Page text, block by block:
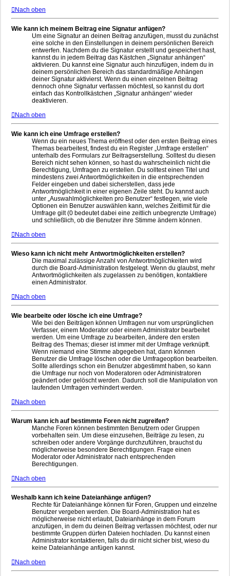
Nach oben
Wie kann ich meinem Beitrag eine Signatur anfügen?
Um eine Signatur an deinen Beitrag anzufügen, musst du zunächst
eine solche in den Einstellungen in deinem persönlichen Bereich
entwerfen. Nachdem du die Signatur erstellt und gespeichert hast,
kannst du in jedem Beitrag das Kästchen „Signatur anhängen“
aktivieren. Du kannst eine Signatur auch hinzufügen, indem du in
deinem persönlichen Bereich das standardmäßige Anhängen
deiner Signatur aktivierst. Wenn du einen einzelnen Beitrag
dennoch ohne Signatur verfassen möchtest, so kannst du dort
einfach das Kontrollkästchen „Signatur anhängen“ wieder
deaktivieren.
Nach oben
Wie kann ich eine Umfrage erstellen?
Wenn du ein neues Thema eröffnest oder den ersten Beitrag eines
Themas bearbeitest, findest du ein Register „Umfrage erstellen“
unterhalb des Formulars zur Beitragserstellung. Solltest du diesen
Bereich nicht sehen können, so hast du wahrscheinlich nicht die
Berechtigung, Umfragen zu erstellen. Du solltest einen Titel und
mindestens zwei Antwortmöglichkeiten in die entsprechenden
Felder eingeben und dabei sicherstellen, dass jede
Antwortmöglichkeit in einer eigenen Zeile steht. Du kannst auch
unter „Auswahlmöglichkeiten pro Benutzer“ festlegen, wie viele
Optionen ein Benutzer auswählen kann, welches Zeitlimit für die
Umfrage gilt (0 bedeutet dabei eine zeitlich unbegrenzte Umfrage)
und schließlich, ob die Benutzer ihre Stimme ändern können.
Nach oben
Wieso kann ich nicht mehr Antwortmöglichkeiten erstellen?
Die maximal zulässige Anzahl von Antwortmöglichkeiten wird
durch die Board-Administration festgelegt. Wenn du glaubst, mehr
Antwortmöglichkeiten als zugelassen zu benötigen, kontaktiere
einen Administrator.
Nach oben
Wie bearbeite oder lösche ich eine Umfrage?
Wie bei den Beiträgen können Umfragen nur vom ursprünglichen
Verfasser, einem Moderator oder einem Administrator bearbeitet
werden. Um eine Umfrage zu bearbeiten, ändere den ersten
Beitrag des Themas; dieser ist immer mit der Umfrage verknüpft.
Wenn niemand eine Stimme abgegeben hat, dann können
Benutzer die Umfrage löschen oder die Umfrageoption bearbeiten.
Sollte allerdings schon ein Benutzer abgestimmt haben, so kann
die Umfrage nur noch von Moderatoren oder Administratoren
geändert oder gelöscht werden. Dadurch soll die Manipulation von
laufenden Umfragen verhindert werden.
Nach oben
Warum kann ich auf bestimmte Foren nicht zugreifen?
Manche Foren können bestimmten Benutzern oder Gruppen
vorbehalten sein. Um diese einzusehen, Beiträge zu lesen, zu
schreiben oder andere Vorgänge durchzuführen, brauchst du
möglicherweise besondere Berechtigungen. Frage einen
Moderator oder Administrator nach entsprechenden
Berechtigungen.
Nach oben
Weshalb kann ich keine Dateianhänge anfügen?
Rechte für Dateianhänge können für Foren, Gruppen und einzelne
Benutzer vergeben werden. Die Board-Administration hat es
möglicherweise nicht erlaubt, Dateianhänge in dem Forum
anzufügen, in dem du deinen Beitrag verfassen möchtest, oder nur
bestimmte Gruppen dürfen Dateien hochladen. Du kannst einen
Administrator kontaktieren, falls du dir nicht sicher bist, wieso du
keine Dateianhänge anfügen kannst.
Nach oben